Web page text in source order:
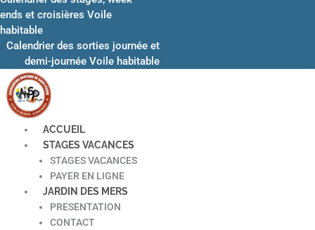
ends et croisières Voile
habitable
Calendrier des sorties journée et
demi-journée Voile habitable
ACCUEIL
STAGES VACANCES
STAGES VACANCES
PAYER EN LIGNE
JARDIN DES MERS
PRESENTATION
CONTACT